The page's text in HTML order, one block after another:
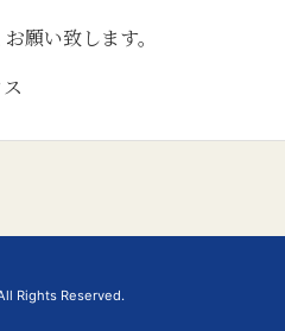
願い致します。
Rights Reserved.